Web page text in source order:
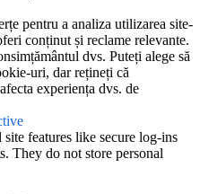
pentru a analiza utilizarea site-
conținut și reclame relevante.
dvs. Puteți alege să
uri, dar rețineți că
experiența dvs. de
site features like secure log-ins
They do not store personal